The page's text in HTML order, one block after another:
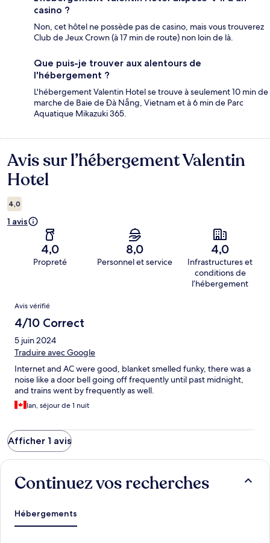
casino ?
Non, cet hôtel ne possède pas de casino, mais vous trouverez
Club de Jeux Crown (à 17 min de route) non loin de là.
Que puis-je trouver aux alentours de
l'hébergement ?
L'hébergement Valentin Hotel se trouve à seulement 10 min de
marche de Baie de Đà Nẵng, Vietnam et à 6 min de Parc
Aquatique Mikazuki 365.
Avis
Avis sur l’hébergement Valentin
Hotel
4,0
1 avis
4,0
Propreté
8,0
Personnel et service
4,0
Infrastructures et
conditions de
l’hébergement
Avis
Avis vérifié
4/10 Correct
5 juin 2024
Traduire avec Google
Internet and AC were good, blanket smelled funky, there was a
noise like a door bell going off frequently until past midnight,
and trains went by frequently as well.
Ian, séjour de 1 nuit
Afficher 1 avis
Continuez vos recherches
Hébergements